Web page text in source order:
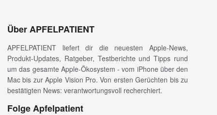
Über APFELPATIENT
APFELPATIENT liefert dir die neuesten Apple-News,
Produkt-Updates, Ratgeber, Testberichte und Tipps rund
um das gesamte Apple-Ökosystem - vom iPhone über den
Mac bis zur Apple Vision Pro. Von ersten Gerüchten bis zu
bestätigten News: verantwortungsvoll recherchiert.
Folge Apfelpatient